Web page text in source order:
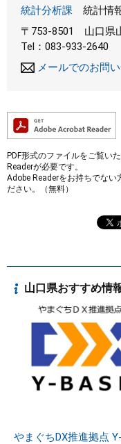
統計分析課
統計情
〒753-8501
山口県
Tel：083-933-2640
メールでのお問
PDF形式のファイルをご覧い
Readerが必要です。
Adobe Readerをお持ちでない
ださい。（無料）
山口県おすすめ情
やまぐちDX推進拠点